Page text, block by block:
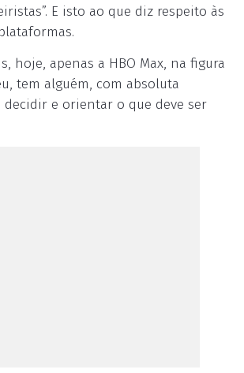
E isto ao que diz respeito às
hoje, apenas a HBO Max, na figura
tem alguém, com absoluta
decidir e orientar o que deve ser